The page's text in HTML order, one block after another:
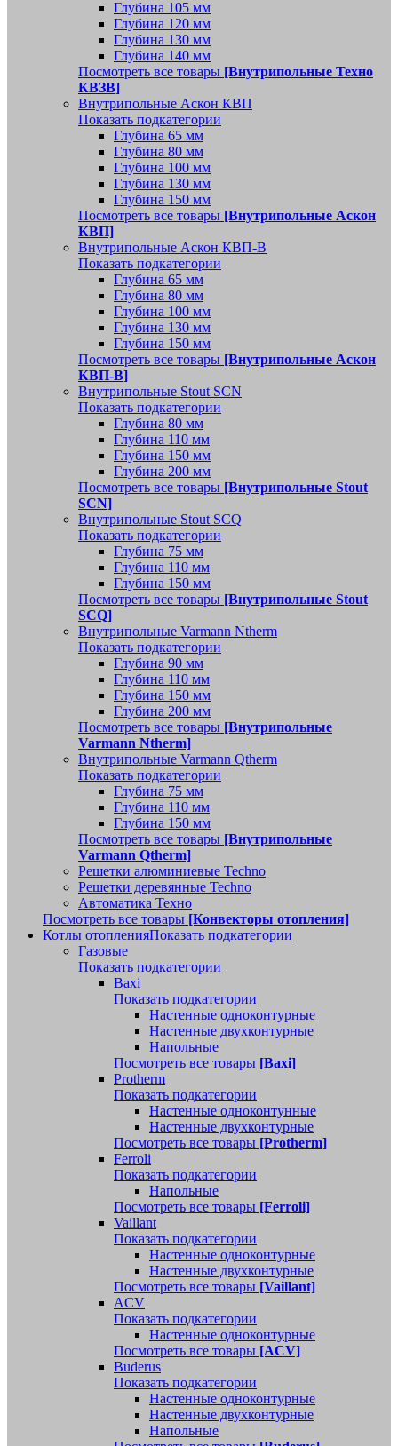
Глубина 105 мм
Глубина 120 мм
Глубина 130 мм
Глубина 140 мм
Посмотреть все товары [Внутрипольные Техно
КВЗВ]
Внутрипольные Аскон КВП
Показать подкатегории
Глубина 65 мм
Глубина 80 мм
Глубина 100 мм
Глубина 130 мм
Глубина 150 мм
Посмотреть все товары [Внутрипольные Аскон
КВП]
Внутрипольные Аскон КВП-В
Показать подкатегории
Глубина 65 мм
Глубина 80 мм
Глубина 100 мм
Глубина 130 мм
Глубина 150 мм
Посмотреть все товары [Внутрипольные Аскон
КВП-В]
Внутрипольные Stout SCN
Показать подкатегории
Глубина 80 мм
Глубина 110 мм
Глубина 150 мм
Глубина 200 мм
Посмотреть все товары [Внутрипольные Stout
SCN]
Внутрипольные Stout SCQ
Показать подкатегории
Глубина 75 мм
Глубина 110 мм
Глубина 150 мм
Посмотреть все товары [Внутрипольные Stout
SCQ]
Внутрипольные Varmann Ntherm
Показать подкатегории
Глубина 90 мм
Глубина 110 мм
Глубина 150 мм
Глубина 200 мм
Посмотреть все товары [Внутрипольные
Varmann Ntherm]
Внутрипольные Varmann Qtherm
Показать подкатегории
Глубина 75 мм
Глубина 110 мм
Глубина 150 мм
Посмотреть все товары [Внутрипольные
Varmann Qtherm]
Решетки алюминиевые Techno
Решетки деревянные Techno
Автоматика Техно
Посмотреть все товары [Конвекторы отопления]
Котлы отопленияПоказать подкатегории
Газовые
Показать подкатегории
Baxi
Показать подкатегории
Настенные одноконтурные
Настенные двухконтурные
Напольные
Посмотреть все товары [Baxi]
Protherm
Показать подкатегории
Настенные одноконтунные
Настенные двухконтурные
Посмотреть все товары [Protherm]
Ferroli
Показать подкатегории
Напольные
Посмотреть все товары [Ferroli]
Vaillant
Показать подкатегории
Настенные одноконтурные
Настенные двухконтурные
Посмотреть все товары [Vaillant]
ACV
Показать подкатегории
Настенные одноконтурные
Посмотреть все товары [ACV]
Buderus
Показать подкатегории
Настенные одноконтурные
Настенные двухконтурные
Напольные